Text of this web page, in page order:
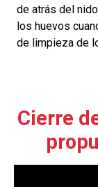
de atrás del
los huevos
de limpieza de
Cierre